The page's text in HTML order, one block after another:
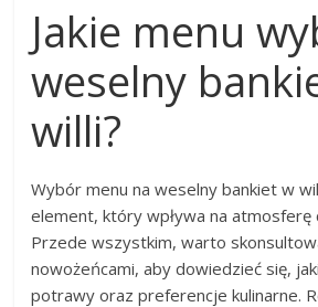
Jakie menu
weselny
willi?
Wybór menu na weselny bankiet w
element, który wpływa na atmosferę
Przede wszystkim, warto
nowożeńcami, aby dowiedzieć się,
potrawy oraz preferencje kulinarne.